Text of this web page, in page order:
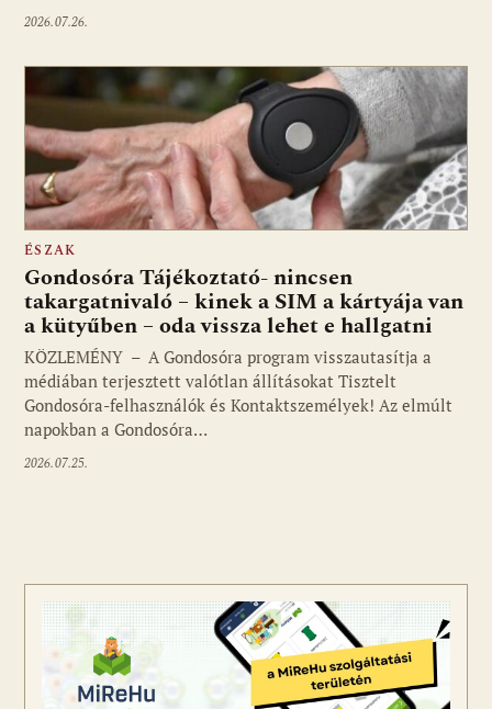
2026.07.26.
ÉSZAK
Gondosóra Tájékoztató- nincsen
takargatnivaló – kinek a SIM a kártyája van
a kütyűben – oda vissza lehet e hallgatni
KÖZLEMÉNY – A Gondosóra program visszautasítja a
médiában terjesztett valótlan állításokat Tisztelt
Gondosóra-felhasználók és Kontaktszemélyek! Az elmúlt
napokban a Gondosóra…
2026.07.25.